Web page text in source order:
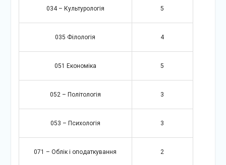
034 – Культурологія 5
035 Філологія 4
051 Економіка 5
052 – Політологія 3
053 – Психологія 3
071 – Облік і оподаткування 2